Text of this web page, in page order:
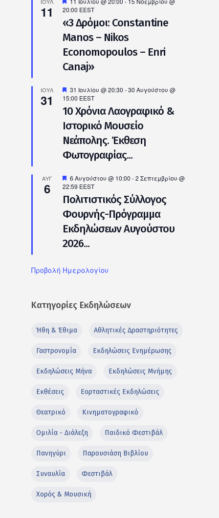
11
20:00 EEST
«3 Δρόμοι: Constantine
Manos – Nikos
Economopoulos – Enri
Canaj»
ΙΟΎΛ
31
Προτεινόμενο
31 Ιουλίου @ 20:30 -30 Αυγούστου @
15:00 EEST
10 Χρόνια Λαογραφικό &
Ιστορικό Μουσείο
Νεάπολης. Έκθεση
Φωτογραφίας...
ΑΥΓ
6
Προτεινόμενο
6 Αυγούστου @ 10:00 -2 Σεπτεμβρίου @
22:59 EEST
Πολιτιστικός Σύλλογος
Φουρνής-Πρόγραμμα
Εκδηλώσεων Αυγούστου
2026...
Προβολή Ημερολογίου
Κατηγορίες Εκδηλώσεων
Ήθη & Έθιμα Αθλητικές Δραστηριότητες
Γαστρονομία Εκδηλώσεις Ενημέρωσης
Εκδηλώσεις Μήνα Εκδηλώσεις Μνήμης
Εκθέσεις Εορταστικές Εκδηλώσεις
Θεατρικό Κινηματογραφικό
Ομιλία - Διάλεξη Παιδικό Φεστιβάλ
Πανηγύρι Παρουσιάση Βιβλίου
Συναυλία Φεστιβάλ
Χορός & Μουσική